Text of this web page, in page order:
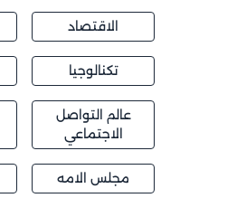
الاقتصاد
تكنالوجيا
عالم التواصل
الاجتماعي
مجلس الامه